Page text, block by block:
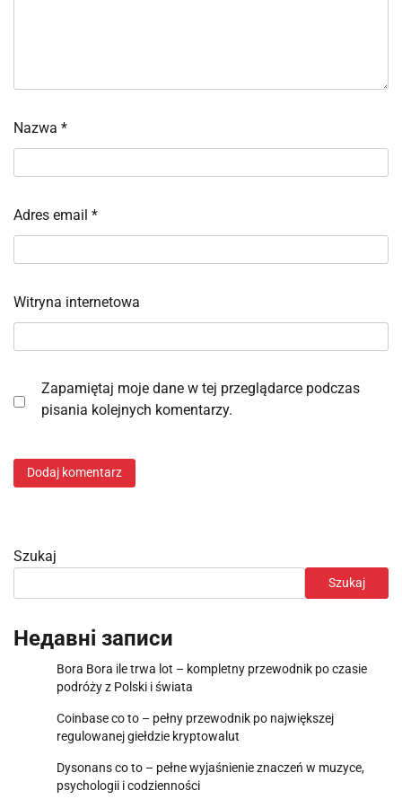
Nazwa *
Adres email *
Witryna internetowa
Zapamiętaj moje dane w tej przeglądarce podczas
pisania kolejnych komentarzy.
Szukaj
Szukaj
Недавні записи
Bora Bora ile trwa lot – kompletny przewodnik po czasie
podróży z Polski i świata
Coinbase co to – pełny przewodnik po największej
regulowanej giełdzie kryptowalut
Dysonans co to – pełne wyjaśnienie znaczeń w muzyce,
psychologii i codzienności